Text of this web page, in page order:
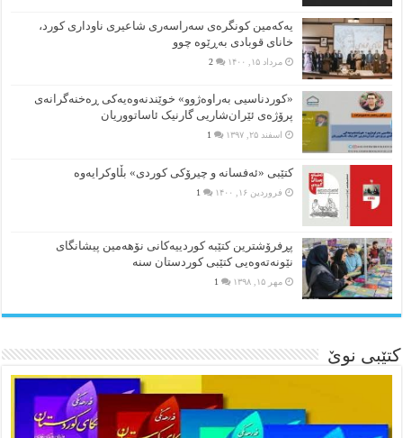
یەکەمین کونگرەی سەراسەری شاعیری‌ ناوداری کورد،
خانای قوبادی بەڕێوە چوو
مرداد ۱۵, ۱۴۰۰ 2
«کوردناسیی بەراوەژوو» خوێندنەوەیەکی ڕەخنەگرانەی
پرۆژەی ئێران‌شاریی گارنیک ئاساتووریان
اسفند ۲۵, ۱۳۹۷ 1
کتێبی «ئەفسانە و چیرۆکی کوردی» بڵاوکرایەوە
فروردین ۱۶, ۱۴۰۰ 1
پڕفرۆشترین کتێبە کوردییەکانی نۆهەمین پیشانگای
نێونەتەوەیی کتێبی کوردستان سنە
مهر ۱۵, ۱۳۹۸ 1
کتێبی نوێ